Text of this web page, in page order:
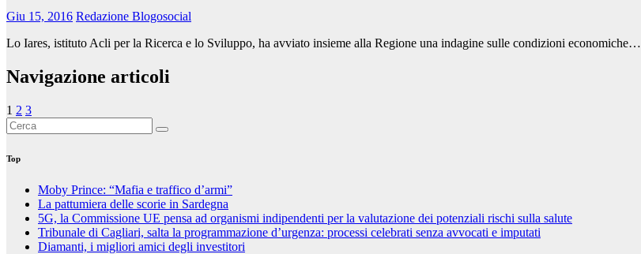
Giu 15, 2016 Redazione Blogosocial
Lo Iares, istituto Acli per la Ricerca e lo Sviluppo, ha avviato insieme alla Regione una indagine sulle condizioni economiche…
Navigazione articoli
1 2 3
Top
Moby Prince: “Mafia e traffico d’armi”
La pattumiera delle scorie in Sardegna
5G, la Commissione UE pensa ad organismi indipendenti per la valutazione dei potenziali rischi sulla salute
Tribunale di Cagliari, salta la programmazione d’urgenza: processi celebrati senza avvocati e imputati
Diamanti, i migliori amici degli investitori